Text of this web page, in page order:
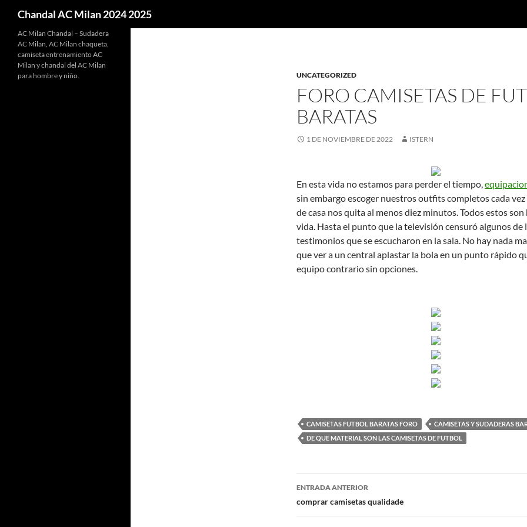
Chandal AC Milan 2024 2025
UNCATEGORIZED
FORO CAMISETAS DE
BARATAS
1 DE NOVIEMBRE DE 2022 ISTERN
En esta vida no estamos para perder el tiempo,
sin embargo escoger nuestros outfits completos cada
de casa nos quita al menos diez minutos. Todos estos son
vida. Hasta el punto que la televisión censuró algunos de
testimonios que se escucharon en la sala. No hay nada
que ver a un central aplastar la bola en un punto rápido
equipo contrario sin opciones.
CAMISETAS FUTBOL BARATAS FORO
CAMISETAS Y SUDADERAS
DE QUE MATERIAL SON LAS CAMISETAS DE FUTBOL
Navegación
de
ENTRADA ANTERIOR
comprar camisetas qualidade
AC Milan Chandal – Sudadera
AC Milan, AC Milan chaqueta,
camiseta entrenamiento AC
Milan y chandal del AC Milan
para hombre y niño.